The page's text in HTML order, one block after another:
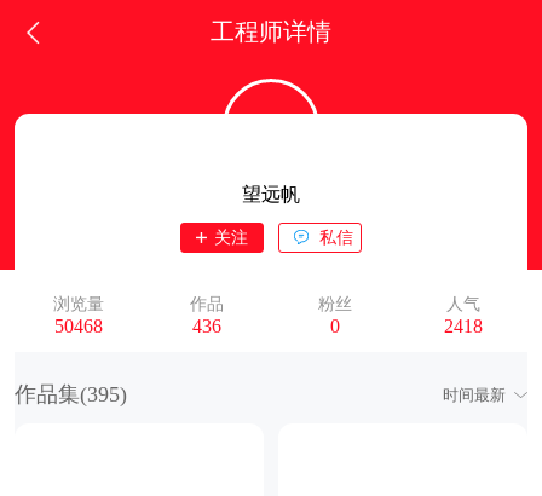
工程师详情
望远帆
关注 私信
浏览量
50468
作品
436
粉丝
0
人气
2418
作品集(395)